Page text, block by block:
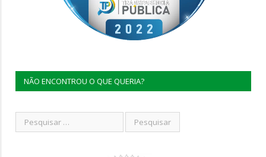
NÃO ENCONTROU O QUE QUERIA?